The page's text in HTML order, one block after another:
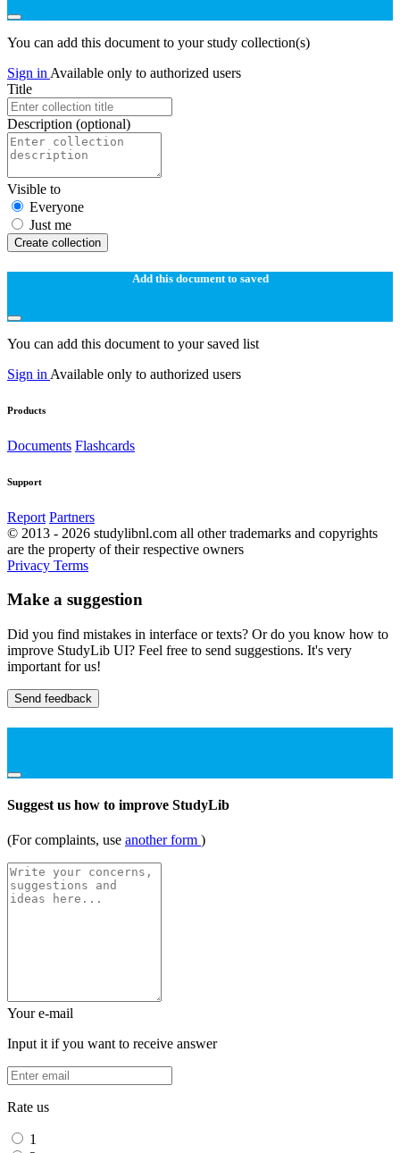
You can add this document to your study collection(s)
Sign in Available only to authorized users
Title
Description (optional)
Visible to
Everyone
Just me
Create collection
Add this document to saved
You can add this document to your saved list
Sign in Available only to authorized users
Products
Documents Flashcards
Support
Report Partners
© 2013 - 2026 studylibnl.com all other trademarks and copyrights
are the property of their respective owners
Privacy Terms
Make a suggestion
Did you find mistakes in interface or texts? Or do you know how to
improve StudyLib UI? Feel free to send suggestions. It's very
important for us!
Send feedback
Suggest us how to improve StudyLib
(For complaints, use another form )
Your e-mail
Input it if you want to receive answer
Rate us
1